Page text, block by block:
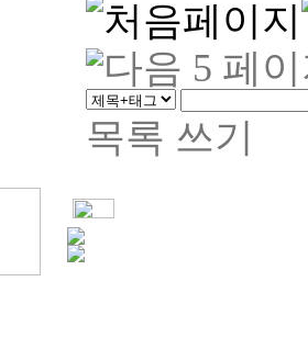
목록 쓰기